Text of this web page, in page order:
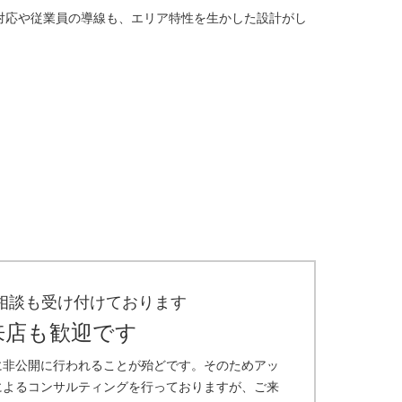
や従業員の導線も、エリア特性を生かした設計がし
談も受け付けております
店も歓迎です
公開に行われることが殆どです。そのためアッ
るコンサルティングを行っておりますが、ご来